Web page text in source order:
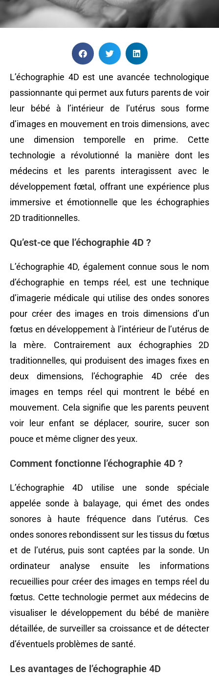
L’échographie 4D est une avancée technologique
passionnante qui permet aux futurs parents de voir
leur bébé à l’intérieur de l’utérus sous forme
d’images en mouvement en trois dimensions, avec
une dimension temporelle en prime. Cette
technologie a révolutionné la manière dont les
médecins et les parents interagissent avec le
développement fœtal, offrant une expérience plus
immersive et émotionnelle que les échographies
2D traditionnelles.
Qu’est-ce que l’échographie 4D ?
L’échographie 4D, également connue sous le nom
d’échographie en temps réel, est une technique
d’imagerie médicale qui utilise des ondes sonores
pour créer des images en trois dimensions d’un
fœtus en développement à l’intérieur de l’utérus de
la mère. Contrairement aux échographies 2D
traditionnelles, qui produisent des images fixes en
deux dimensions, l’échographie 4D crée des
images en temps réel qui montrent le bébé en
mouvement. Cela signifie que les parents peuvent
voir leur enfant se déplacer, sourire, sucer son
pouce et même cligner des yeux.
Comment fonctionne l’échographie 4D ?
L’échographie 4D utilise une sonde spéciale
appelée sonde à balayage, qui émet des ondes
sonores à haute fréquence dans l’utérus. Ces
ondes sonores rebondissent sur les tissus du fœtus
et de l’utérus, puis sont captées par la sonde. Un
ordinateur analyse ensuite les informations
recueillies pour créer des images en temps réel du
fœtus. Cette technologie permet aux médecins de
visualiser le développement du bébé de manière
détaillée, de surveiller sa croissance et de détecter
d’éventuels problèmes de santé.
Les avantages de l’échographie 4D